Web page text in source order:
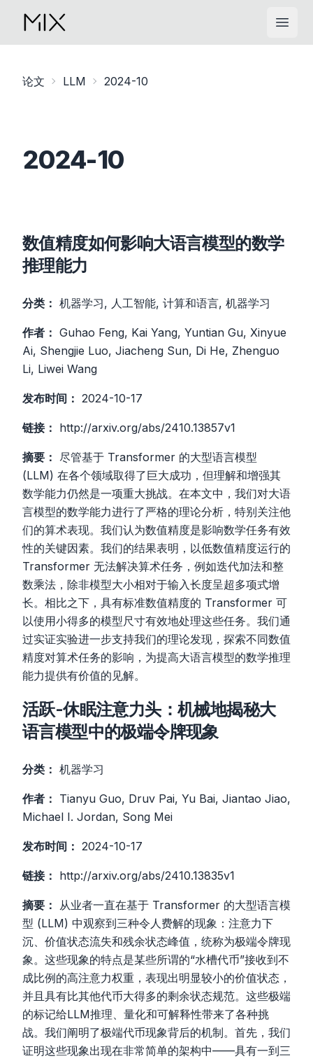
Open
论文 LLM 2024-10
2024-10
数值精度如何影响大语言模型的数学
推理能力
分类： 机器学习, 人工智能, 计算和语言, 机器学习
作者： Guhao Feng, Kai Yang, Yuntian Gu, Xinyue
Ai, Shengjie Luo, Jiacheng Sun, Di He, Zhenguo
Li, Liwei Wang
发布时间： 2024-10-17
链接： http://arxiv.org/abs/2410.13857v1
摘要： 尽管基于 Transformer 的大型语言模型
(LLM) 在各个领域取得了巨大成功，但理解和增强其
数学能力仍然是一项重大挑战。在本文中，我们对大语
言模型的数学能力进行了严格的理论分析，特别关注他
们的算术表现。我们认为数值精度是影响数学任务有效
性的关键因素。我们的结果表明，以低数值精度运行的
Transformer 无法解决算术任务，例如迭代加法和整
数乘法，除非模型大小相对于输入长度呈超多项式增
长。相比之下，具有标准数值精度的 Transformer 可
以使用小得多的模型尺寸有效地处理这些任务。我们通
过实证实验进一步支持我们的理论发现，探索不同数值
精度对算术任务的影响，为提高大语言模型的数学推理
能力提供有价值的见解。
活跃-休眠注意力头：机械地揭秘大
语言模型中的极端令牌现象
分类： 机器学习
作者： Tianyu Guo, Druv Pai, Yu Bai, Jiantao Jiao,
Michael I. Jordan, Song Mei
发布时间： 2024-10-17
链接： http://arxiv.org/abs/2410.13835v1
摘要： 从业者一直在基于 Transformer 的大型语言模
型 (LLM) 中观察到三种令人费解的现象：注意力下
沉、价值状态流失和残余状态峰值，统称为极端令牌现
象。这些现象的特点是某些所谓的“水槽代币”接收到不
成比例的高注意力权重，表现出明显较小的价值状态，
并且具有比其他代币大得多的剩余状态规范。这些极端
的标记给LLM推理、量化和可解释性带来了各种挑
战。我们阐明了极端代币现象背后的机制。首先，我们
证明这些现象出现在非常简单的架构中——具有一到三